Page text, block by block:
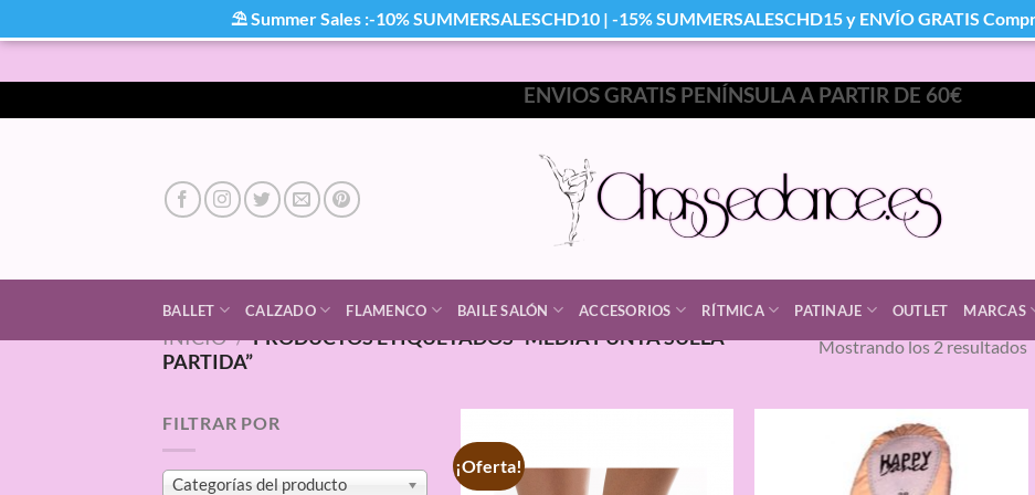
al
ENVIOS GRATIS PENÍNSULA A PARTIR DE 60€
BALLET CALZADO FLAMENCO BAILE SALÓN ACCESORIOS RÍTMICA PATINAJE OUTLET MARCAS
INICIO / PRODUCTOS ETIQUETADOS “MEDIA PUNTA SUELA
PARTIDA”
Mostrando los 2 resultados
FILTRAR POR
Categorías del producto
¡Oferta!
⛱ Summer Sales :-10% SUMMERSALESCHD10 | -15% SUMMERSALESCHD15 y ENVÍO GRATIS